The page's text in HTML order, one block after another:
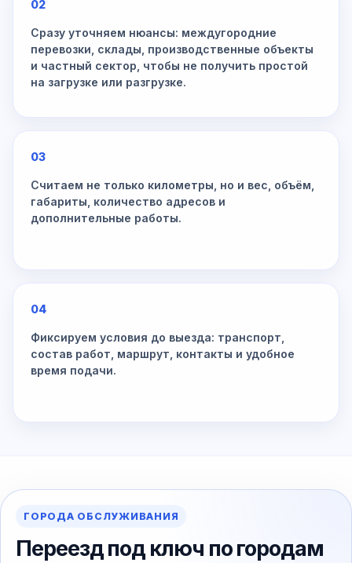
02
Сразу уточняем нюансы: междугородние
перевозки, склады, производственные объекты
и частный сектор, чтобы не получить простой
на загрузке или разгрузке.
03
Считаем не только километры, но и вес, объём,
габариты, количество адресов и
дополнительные работы.
04
Фиксируем условия до выезда: транспорт,
состав работ, маршрут, контакты и удобное
время подачи.
ГОРОДА ОБСЛУЖИВАНИЯ
Переезд под ключ по городам